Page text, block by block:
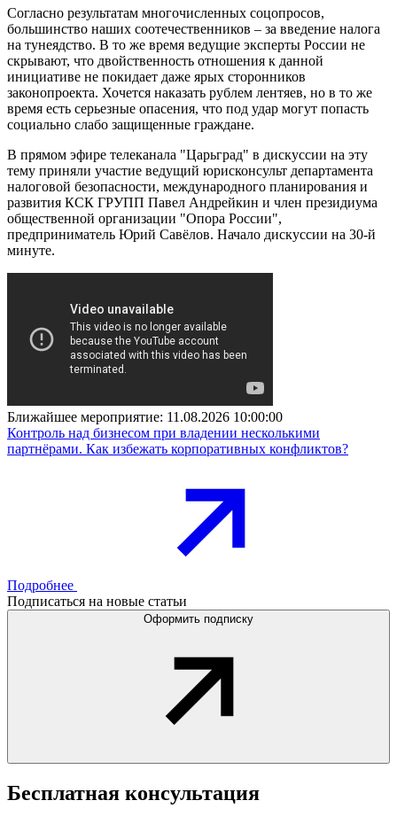
Согласно результатам многочисленных соцопросов,
большинство наших соотечественников – за введение налога
на тунеядство. В то же время ведущие эксперты России не
скрывают, что двойственность отношения к данной
инициативе не покидает даже ярых сторонников
законопроекта. Хочется наказать рублем лентяев, но в то же
время есть серьезные опасения, что под удар могут попасть
социально слабо защищенные граждане.
В прямом эфире телеканала "Царьград" в дискуссии на эту
тему приняли участие ведущий юрисконсульт департамента
налоговой безопасности, международного планирования и
развития КСК ГРУПП Павел Андрейкин и член президиума
общественной организации "Опора России",
предприниматель Юрий Савёлов. Начало дискуссии на 30-й
минуте.
Ближайшее мероприятие: 11.08.2026 10:00:00
Контроль над бизнесом при владении несколькими
партнёрами. Как избежать корпоративных конфликтов?
Подробнее
Подписаться на новые статьи
Оформить подписку
Бесплатная консультация